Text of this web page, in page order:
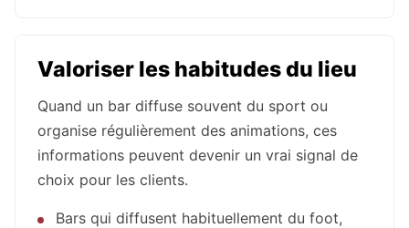
Valoriser les habitudes du lieu
Quand un bar diffuse souvent du sport ou
organise régulièrement des animations, ces
informations peuvent devenir un vrai signal de
choix pour les clients.
Bars qui diffusent habituellement du foot,